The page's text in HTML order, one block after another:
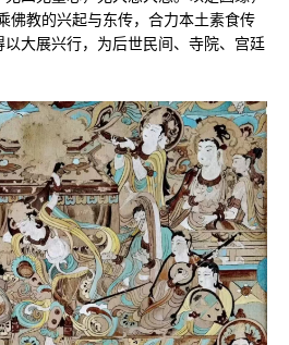
佛教的兴起与东传，合力本土素食传
大展兴行，为后世民间、寺院、宫廷